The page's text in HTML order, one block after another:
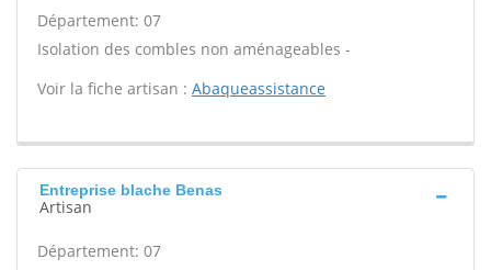
Département: 07
Isolation des combles non aménageables -
Voir la fiche artisan : Abaqueassistance
Entreprise blache Benas
Artisan
Département: 07